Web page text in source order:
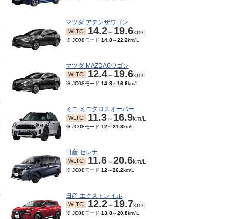
マツダ アテンザワゴン
WLTC 14.2～ 19.6km/L
※ JC08モード 14.8～22.2km/L
マツダ MAZDA6ワゴン
WLTC 12.4～ 19.6km/L
※ JC08モード 14.8～16.6km/L
ミニ ミニクロスオーバー
WLTC 11.3～ 16.9km/L
※ JC08モード 12 ～21.3km/L
日産 セレナ
WLTC 11.6～20.6km/L
※ JC08モード 12 ～26.2km/L
日産 エクストレイル
WLTC 12.2～ 19.7km/L
※ JC08モード 13.8～20.8km/L